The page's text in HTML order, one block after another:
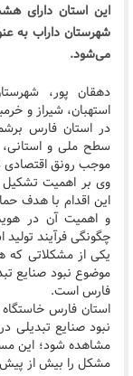
شهرستان داراب به
می‌شود.
دهقان پور،
استهبان، شیراز و
در استان فارس
سطح ملی و استانی،
موجب رونق
وی بر اهمیت
این اقدام با هدف
و اهمیت آن در
چگونگی فرآیند
یکی از مشکلاتی که
موضوع نبود صنایع
فارس است.
استان فارس
نبود صنایع تبدیلی
مشاهده شود؛ این
مشکل را بیش از پیش